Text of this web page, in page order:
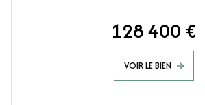
128 400 €
VOIR LE BIEN